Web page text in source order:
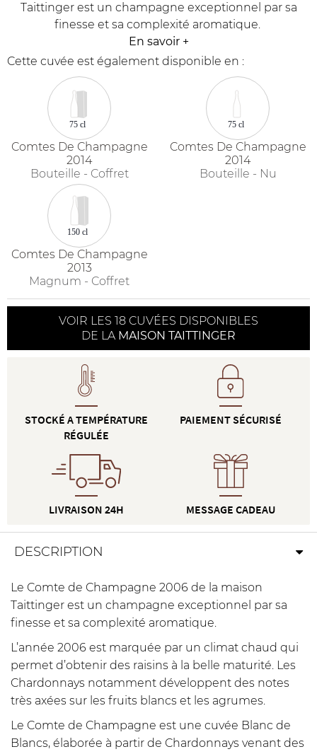
Taittinger est un champagne exceptionnel par sa
finesse et sa complexité aromatique.
En savoir +
VOIR LES 18 CUVÉES DISPONIBLES
DE LA MAISON TAITTINGER
Cette cuvée est également disponible en :
75 cl
Comtes De Champagne
2014
Bouteille - Coffret
75 cl
Comtes De Champagne
2014
Bouteille - Nu
150 cl
Comtes De Champagne
2013
Magnum - Coffret
STOCKÉ A TEMPÉRATURE
RÉGULÉE
LIVRAISON 24H
PAIEMENT SÉCURISÉ
MESSAGE CADEAU
DESCRIPTION
Le Comte de Champagne 2006 de la maison
Taittinger est un champagne exceptionnel par sa
finesse et sa complexité aromatique.
L’année 2006 est marquée par un climat chaud qui
permet d’obtenir des raisins à la belle maturité. Les
Chardonnays notamment développent des notes
très axées sur les fruits blancs et les agrumes.
Le Comte de Champagne est une cuvée Blanc de
Blancs, élaborée à partir de Chardonnays venant des